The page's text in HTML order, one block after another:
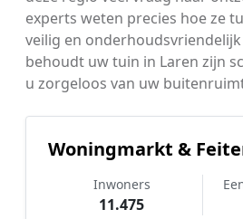
experts weten precies hoe ze
veilig en
behoudt uw tuin in Laren zijn
u zorgeloos van uw
Woningmarkt &
Inwoners
11.475